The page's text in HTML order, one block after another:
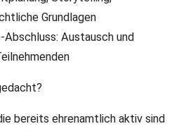
Grundlagen
Abschluss: Austausch und
bereits ehrenamtlich aktiv sind